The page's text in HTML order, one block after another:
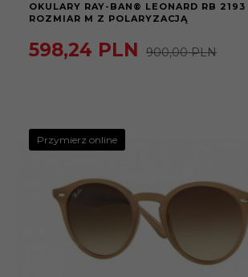
OKULARY RAY-BAN® LEONARD RB
ROZMIAR M Z POLARYZACJĄ
598,24 PLN 900,00 PLN
Przymierz online